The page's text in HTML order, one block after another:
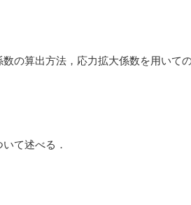
の算出方法，応力拡大係数を用いて
て述べる．